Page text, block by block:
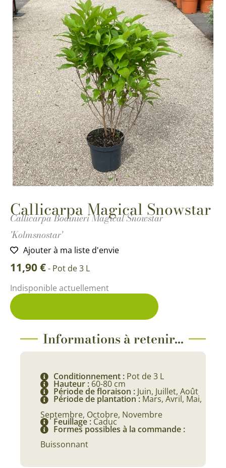
Callicarpa Magical Snowstar
Callicarpa Bodinieri Magical Snowstar
'Kolmsnostar'
Ajouter à ma liste d'envie
11,90€- Pot de 3 L
Indisponible actuellement
Informations à retenir...
Conditionnement : Pot de 3 L
Hauteur : 60-80 cm
Période de floraison : Juin, Juillet, Août
Période de plantation : Mars, Avril, Mai,
Septembre, Octobre, Novembre
Feuillage : Caduc
Formes possibles à la commande :
Buissonnant